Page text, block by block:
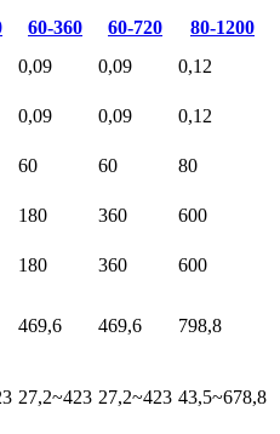
60-360 60-720
80-1200
0,09 0,09
0,12
0,09 0,09
0,12
60 60
80
180 360
600
180 360
600
469,6 469,6 798,8
27,2~423 27,2~423 43,5~678,8